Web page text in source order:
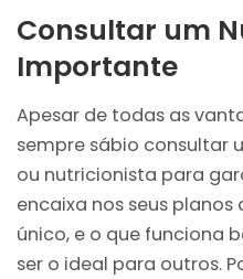
Consultar um
Importante
Apesar de todas as
sempre sábio consultar
ou nutricionista para
encaixa nos seus
único, e o que funciona
ser o ideal para outros.